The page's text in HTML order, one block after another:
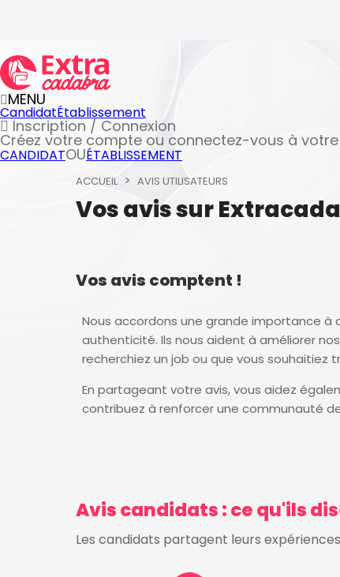
MENU
CandidatÉtablissement
Inscription / Connexion
Créez votre compte ou connectez-vous à
CANDIDATOUÉTABLISSEMENT
ACCUEIL AVIS UTILISATEURS
Vos avis sur
Vos avis comptent !
Nous accordons une grande importance
authenticité. Ils nous aident à améliorer
recherchiez un job ou que vous souhaitiez
En partageant votre avis, vous aidez
contribuez à renforcer une communauté
Avis candidats : ce qu'ils
Les candidats partagent leurs